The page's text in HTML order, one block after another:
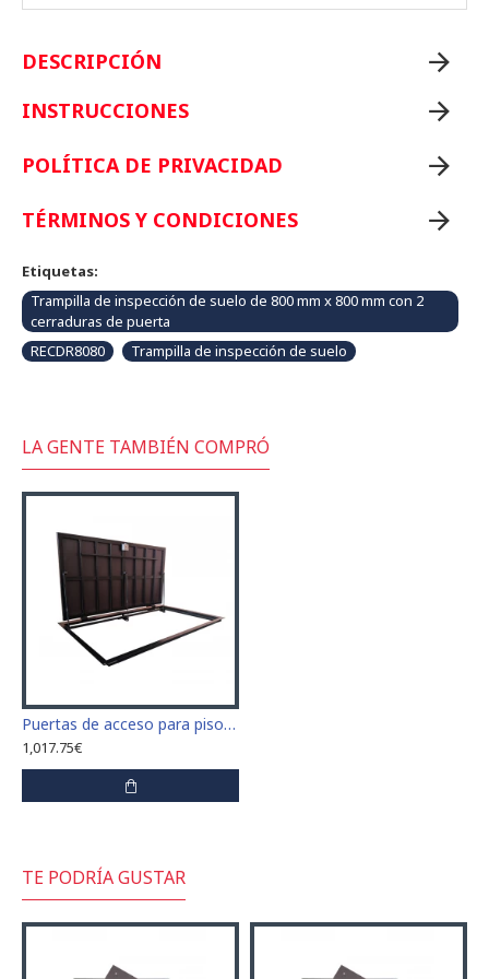
DESCRIPCIÓN
INSTRUCCIONES
POLÍTICA DE PRIVACIDAD
TÉRMINOS Y CONDICIONES
Etiquetas:
Trampilla de inspección de suelo de 800 mm x 800 mm con 2
cerraduras de puerta
RECDR8080
Trampilla de inspección de suelo
LA GENTE TAMBIÉN COMPRÓ
Puertas de acceso para piso tamaño 70 cm x 100 cm "H"
1,017.75€
TE PODRÍA GUSTAR